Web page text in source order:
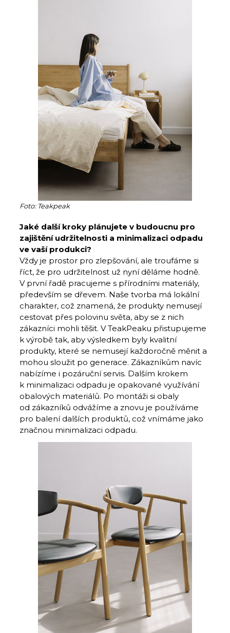
Foto: Teakpeak
Jaké další kroky plánujete v budoucnu pro
zajištění udržitelnosti a minimalizaci odpadu
ve vaší produkci?
Vždy je prostor pro zlepšování, ale troufáme si
říct, že pro udržitelnost už nyní děláme hodně.
V první řadě pracujeme s přírodními materiály,
především se dřevem. Naše tvorba má lokální
charakter, což znamená, že produkty nemusejí
cestovat přes polovinu světa, aby se z nich
zákazníci mohli těšit. V TeakPeaku přistupujeme
k výrobě tak, aby výsledkem byly kvalitní
produkty, které se nemusejí každoročně měnit a
mohou sloužit po generace. Zákazníkům navíc
nabízíme i pozáruční servis. Dalším krokem
k minimalizaci odpadu je opakované využívání
obalových materiálů. Po montáži si obaly
od zákazníků odvážíme a znovu je používáme
pro balení dalších produktů, což vnímáme jako
značnou minimalizaci odpadu.